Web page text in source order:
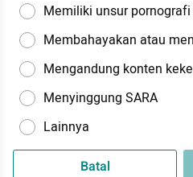
Memiliki unsur pornografi
Membahayakan atau
Mengandung konten
Menyinggung SARA
Lainnya
Batal